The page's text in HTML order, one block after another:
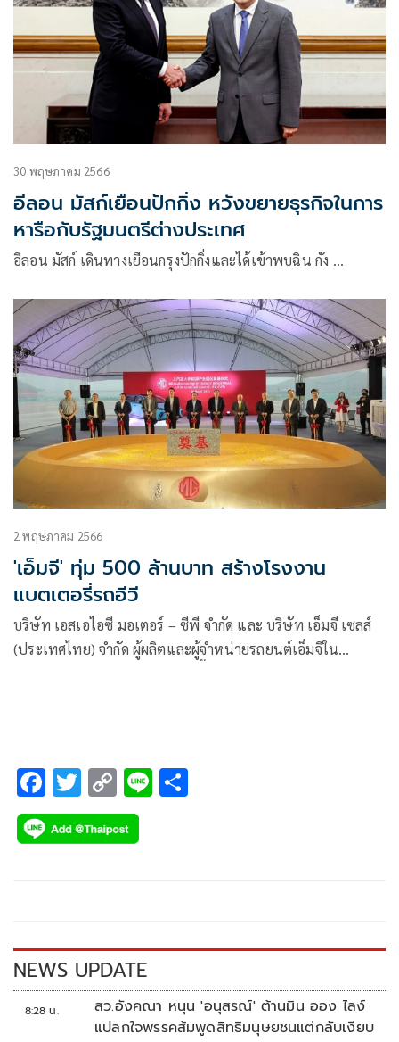
30 พฤษภาคม 2566
อีลอน มัสก์เยือนปักกิ่ง หวังขยายธุรกิจในการ
หารือกับรัฐมนตรีต่างประเทศ
อีลอน มัสก์ เดินทางเยือนกรุงปักกิ่งและได้เข้าพบฉิน กัง …
2 พฤษภาคม 2566
'เอ็มจี' ทุ่ม 500 ล้านบาท สร้างโรงงาน
แบตเตอรี่รถอีวี
บริษัท เอสเอไอซี มอเตอร์ – ซีพี จำกัด และ บริษัท เอ็มจี เซลส์
(ประเทศไทย) จำกัด ผู้ผลิตและผู้จำหน่ายรถยนต์เอ็มจีใน
อนาคต ด้วยงบลงทุนมากกว่า 500 ล้านบาท ตอกย้ำวิสัยทัศน์ใน
การเป็นผู้บุกเบิกและผู้นำยานยนต์ไฟฟ้าในประเทศไทย
F
ac
e
k
T
wi
tt
C
o
p
k
Li
NEWS UPDATE
8:28 น.
สว.อังคณา หนุน 'อนุสรณ์' ต้านมิน ออง ไลง์
แปลกใจพรรคส้มพูดสิทธิมนุษยชนแต่กลับเงียบ